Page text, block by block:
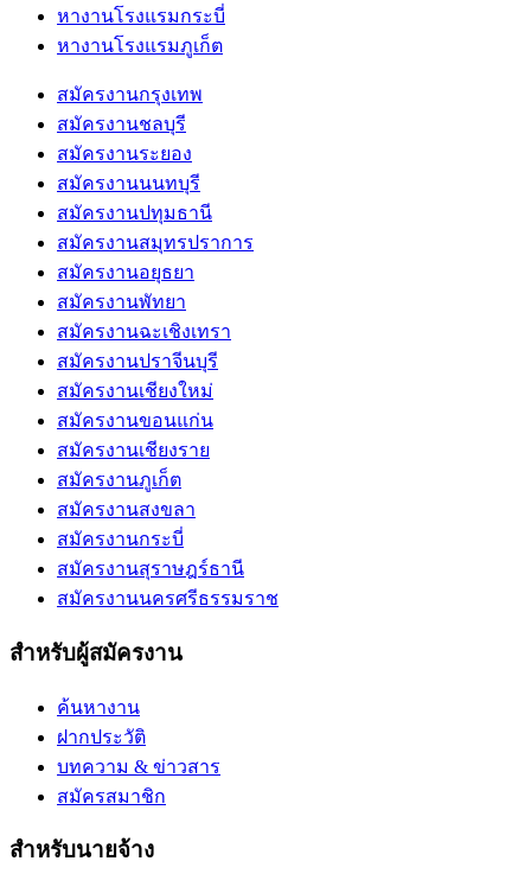
หางานโรงแรมกระบี่
หางานโรงแรมภูเก็ต
สมัครงานกรุงเทพ
สมัครงานชลบุรี
สมัครงานระยอง
สมัครงานนนทบุรี
สมัครงานปทุมธานี
สมัครงานสมุทรปราการ
สมัครงานอยุธยา
สมัครงานพัทยา
สมัครงานฉะเชิงเทรา
สมัครงานปราจีนบุรี
สมัครงานเชียงใหม่
สมัครงานขอนแก่น
สมัครงานเชียงราย
สมัครงานภูเก็ต
สมัครงานสงขลา
สมัครงานกระบี่
สมัครงานสุราษฎร์ธานี
สมัครงานนครศรีธรรมราช
สำหรับผู้สมัครงาน
ค้นหางาน
ฝากประวัติ
บทความ & ข่าวสาร
สมัครสมาชิก
สำหรับนายจ้าง